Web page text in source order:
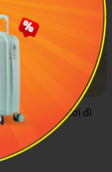
mái cho người đi